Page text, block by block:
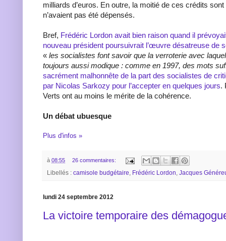
milliards d’euros. En outre, la moitié de ces crédits sont
n’avaient pas été dépensés.
Bref, Frédéric Lordon avait bien raison quand il
nouveau président poursuivrait l’œuvre désatreuse de
« les socialistes font savoir que la verroterie avec
toujours aussi modique : comme en 1997, des mots
sacrément malhonnête de la part des socialistes de
par Nicolas Sarkozy pour l’accepter en quelques jours.
Verts ont au moins le mérite de la cohérence.
Un débat ubuesque
Plus d'infos »
à 08:55 26 commentaires:
Libellés : camisole budgétaire, Frédéric Lordon, Jacques
lundi 24 septembre 2012
La victoire temporaire des